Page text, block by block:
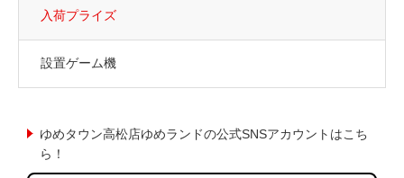
入荷プライズ
設置ゲーム機
ゆめタウン高松店ゆめランドの公式SNSアカウントはこち
ら！